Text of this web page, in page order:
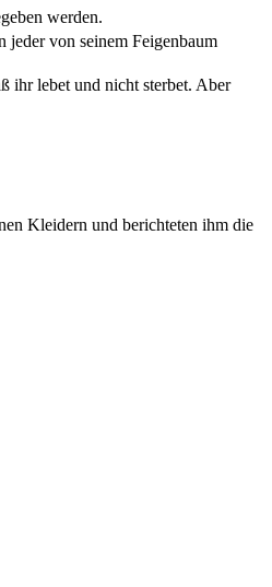
werden.
von seinem Feigenbaum
ihr lebet und nicht sterbet. Aber
Kleidern und berichteten ihm die